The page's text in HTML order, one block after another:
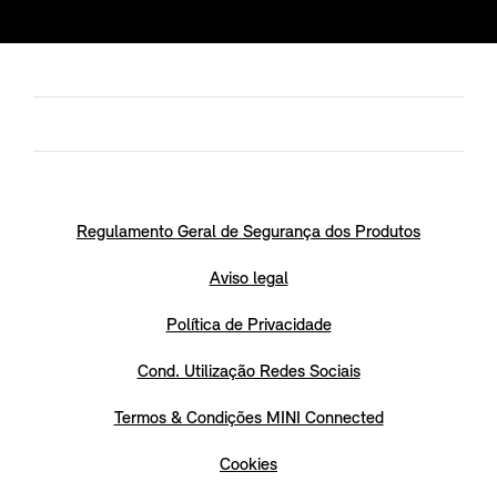
Regulamento Geral de Segurança dos Produtos
Aviso legal
Política de Privacidade
Cond. Utilização Redes Sociais
Termos & Condições MINI Connected
Cookies